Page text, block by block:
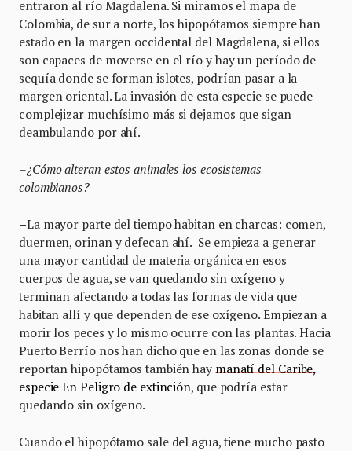
entraron al río Magdalena. Si miramos el mapa de
Colombia, de sur a norte, los hipopótamos siempre han
estado en la margen occidental del Magdalena, si ellos
son capaces de moverse en el río y hay un período de
sequía donde se forman islotes, podrían pasar a la
margen oriental. La invasión de esta especie se puede
complejizar muchísimo más si dejamos que sigan
deambulando por ahí.
–¿Cómo alteran estos animales los ecosistemas
colombianos?
–La mayor parte del tiempo habitan en charcas: comen,
duermen, orinan y defecan ahí. Se empieza a generar
una mayor cantidad de materia orgánica en esos
cuerpos de agua, se van quedando sin oxígeno y
terminan afectando a todas las formas de vida que
habitan allí y que dependen de ese oxígeno. Empiezan a
morir los peces y lo mismo ocurre con las plantas. Hacia
Puerto Berrío nos han dicho que en las zonas donde se
reportan hipopótamos también hay manatí del Caribe,
especie En Peligro de extinción, que podría estar
quedando sin oxígeno.
Cuando el hipopótamo sale del agua, tiene mucho pasto